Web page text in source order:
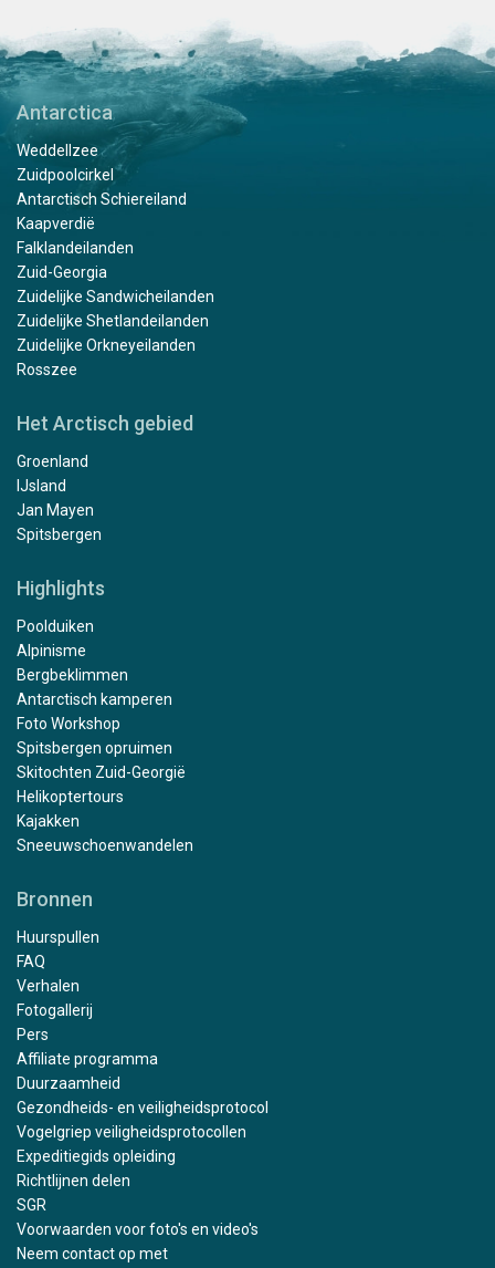
Antarctica
Weddellzee
Zuidpoolcirkel
Antarctisch Schiereiland
Kaapverdië
Falklandeilanden
Zuid-Georgia
Zuidelijke Sandwicheilanden
Zuidelijke Shetlandeilanden
Zuidelijke Orkneyeilanden
Rosszee
Het Arctisch gebied
Groenland
IJsland
Jan Mayen
Spitsbergen
Highlights
Poolduiken
Alpinisme
Bergbeklimmen
Antarctisch kamperen
Foto Workshop
Spitsbergen opruimen
Skitochten Zuid-Georgië
Helikoptertours
Kajakken
Sneeuwschoenwandelen
Bronnen
Huurspullen
FAQ
Verhalen
Fotogallerij
Pers
Affiliate programma
Duurzaamheid
Gezondheids- en veiligheidsprotocol
Vogelgriep veiligheidsprotocollen
Expeditiegids opleiding
Richtlijnen delen
SGR
Voorwaarden voor foto's en video's
Neem contact op met